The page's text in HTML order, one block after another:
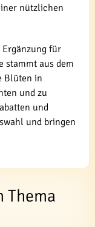
nützlichen
Ergänzung für
stammt aus dem
Blüten in
und zu
und
und bringen
Thema